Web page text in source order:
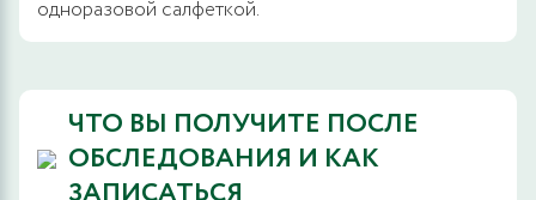
одноразовой салфеткой.
ЧТО ВЫ ПОЛУЧИТЕ ПОСЛЕ
ОБСЛЕДОВАНИЯ И КАК